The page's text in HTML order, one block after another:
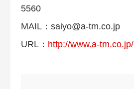
5560
MAIL： saiyo@a-tm.co.jp
URL： http://www.a-tm.co.jp/